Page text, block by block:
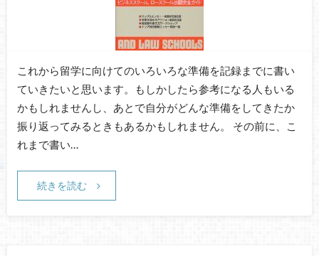
これから留学に向けてのいろいろな準備を記録までに書い
ていきたいと思います。もしかしたら参考になる人もいる
かもしれませんし、あとで自分がどんな準備をしてきたか
振り返ってみるときもあるかもしれません。 その前に、こ
れまで書い…
続きを読む